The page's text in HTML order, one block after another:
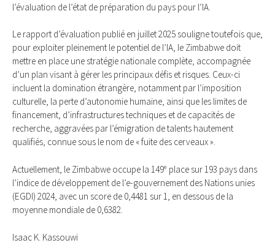
l’évaluation de l’état de préparation du pays pour l’IA.
Le rapport d’évaluation publié en juillet 2025 souligne toutefois que,
pour exploiter pleinement le potentiel de l’IA, le Zimbabwe doit
mettre en place une stratégie nationale complète, accompagnée
d’un plan visant à gérer les principaux défis et risques. Ceux-ci
incluent la domination étrangère, notamment par l’imposition
culturelle, la perte d’autonomie humaine, ainsi que les limites de
financement, d’infrastructures techniques et de capacités de
recherche, aggravées par l’émigration de talents hautement
qualifiés, connue sous le nom de « fuite des cerveaux ».
Actuellement, le Zimbabwe occupe la 149ᵉ place sur 193 pays dans
l’indice de développement de l’e-gouvernement des Nations unies
(EGDI) 2024, avec un score de 0,4481 sur 1, en dessous de la
moyenne mondiale de 0,6382.
Isaac K. Kassouwi